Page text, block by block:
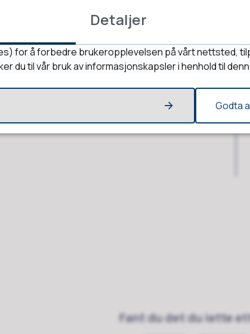
Fant du det du lette
Detaljer
for å forbedre brukeropplevelsen på vårt nettsted,
du til vår bruk av informasjonskapsler i henhold til
Godta